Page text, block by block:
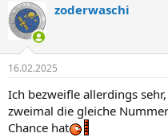
k
t
i
e
:
zoderwaschi
16.02.2025
Ich bezweifle allerdings
zweimal die gleiche
Chance hat